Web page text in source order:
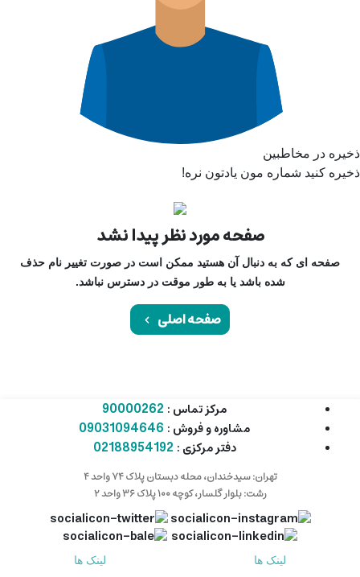
ذخیره در مخاطبین
ذخیره کنید شماره مون یادتون نره!
صفحه مورد نظر پیدا نشد
صفحه ای که به دنبال آن هستید ممکن است در صورت تغییر نام حذف
شده باشد یا به طور موقت در دسترس نباشد.
صفحه اصلی
مرکز تماس : 90000262
مشاوره و فروش : 09031094646
دفتر مرکزی : 02188954192
تهران: سیدخندان، محله دبستان پلاک ۷۴ واحد ۴
رشت: بلوار گلسار، کوچه ۱۰۰ پلاک ۳۶ واحد ۲
لینک ها
لینک ها